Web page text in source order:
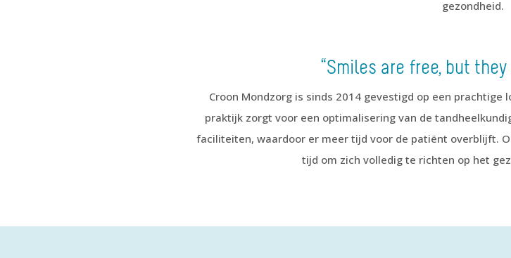
gezondheid.
“Smiles are free, but
Croon Mondzorg is sinds 2014 gevestigd op een prachtige
praktijk zorgt voor een optimalisering van de
faciliteiten, waardoor er meer tijd voor de patiënt overblijft.
tijd om zich volledig te richten op het